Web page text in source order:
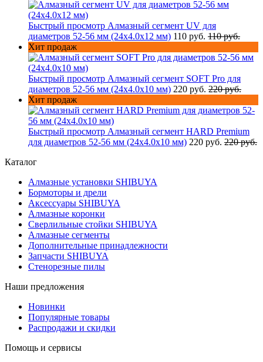
Быстрый просмотр Алмазный сегмент UV для
диаметров 52-56 мм (24х4.0х12 мм) 110 руб. 110 руб.
Хит продаж
Быстрый просмотр Алмазный сегмент SOFT Pro для
диаметров 52-56 мм (24х4.0х10 мм) 220 руб. 220 руб.
Хит продаж
Быстрый просмотр Алмазный сегмент HARD Premium
для диаметров 52-56 мм (24х4.0х10 мм) 220 руб. 220 руб.
Каталог
Алмазные установки SHIBUYA
Бормоторы и дрели
Аксессуары SHIBUYA
Алмазные коронки
Сверлильные стойки SHIBUYA
Алмазные сегменты
Дополнительные принадлежности
Запчасти SHIBUYA
Стенорезные пилы
Наши предложения
Новинки
Популярные товары
Распродажи и скидки
Помощь и сервисы